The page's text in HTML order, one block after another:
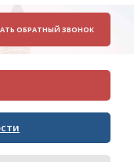
ОБРАТНЫЙ ЗВОНОК